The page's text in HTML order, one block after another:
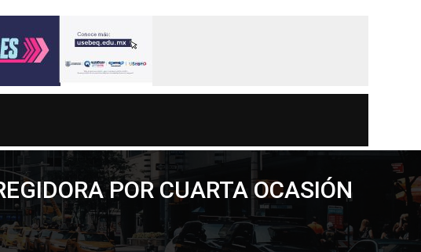
POR CUARTA OCASIÓN